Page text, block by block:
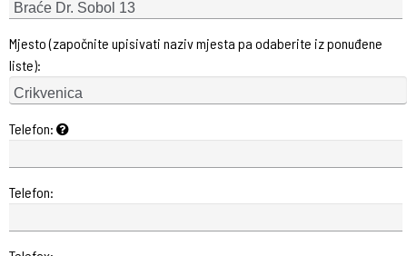
Mjesto (započnite upisivati naziv mjesta pa odaberite iz ponuđene
liste):
Telefon:
Telefon: